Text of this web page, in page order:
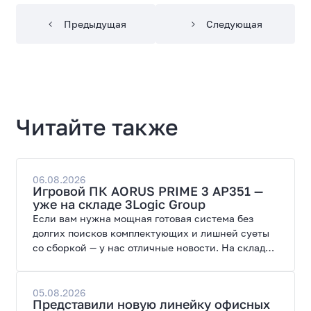
Предыдущая Следующая
Читайте также
06.08.2026
Игровой ПК AORUS PRIME 3 AP351 —
уже на складе 3Logic Group
Если вам нужна мощная готовая система без
долгих поисков комплектующих и лишней суеты
со сборкой — у нас отличные новости. На склад
современных игр и работы с нейросетями.
05.08.2026
Представили новую линейку офисных